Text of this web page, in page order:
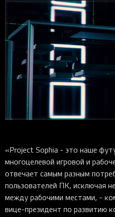
«Project Sophia - это наше
многоцелевой игровой и
отвечает самым разным
пользователей ПК, исключая
между рабочими местами, -
вице-президент по развитию